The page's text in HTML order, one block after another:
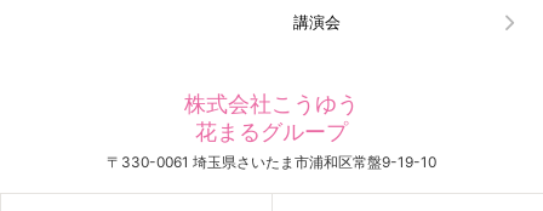
講演会
株式会社こうゆう
花まるグループ
〒330-0061 埼玉県さいたま市浦和区常盤9-19-10